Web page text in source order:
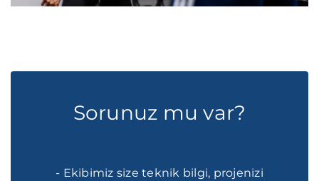
Sorunuz mu var?
- Ekibimiz size teknik bilgi, projenizi